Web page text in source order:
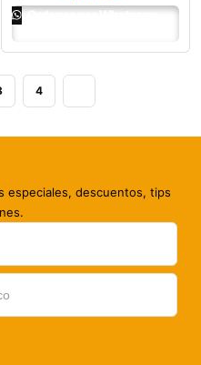
Ordenar por Whatsapp
4
especiales, descuentos, tips